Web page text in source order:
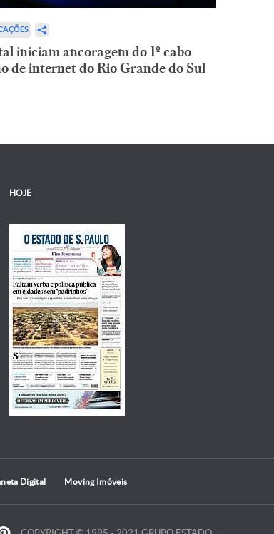
iniciam ancoragem do 1º cabo
de internet do Rio Grande do Sul
HOJE
Digital Moving Imóveis